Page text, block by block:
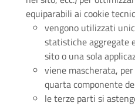
equiparabili ai cookie
vengono utilizzati
statistiche aggregate
sito o una sola
viene mascherata,
quarta componente
le terze parti si